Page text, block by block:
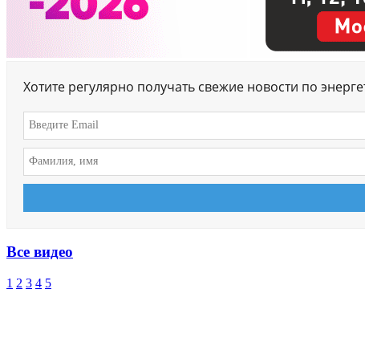
Хотите регулярно получать свежие новости по
Все видео
1 2 3 4 5